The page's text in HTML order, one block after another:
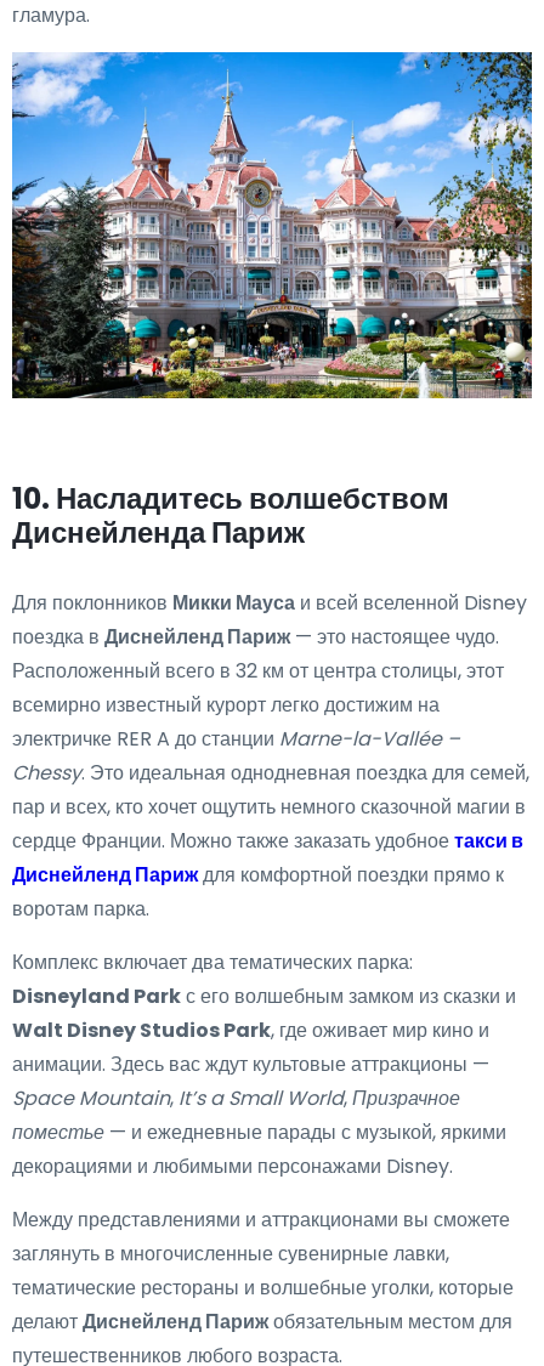
гламура.
10. Насладитесь волшебством
Диснейленда Париж
Для поклонников Микки Мауса и всей вселенной Disney
поездка в Диснейленд Париж— это настоящее чудо.
Расположенный всего в 32 км от центра столицы, этот
всемирно известный курорт легко достижим на
электричке RER A до станции Marne-la-Vallée –
Chessy. Это идеальная однодневная поездка для семей,
пар и всех, кто хочет ощутить немного сказочной магии в
сердце Франции. Можно также заказать удобноетакси в
Диснейленд Париждля комфортной поездки прямо к
воротам парка.
Комплекс включает два тематических парка:
Disneyland Parkс его волшебным замком из сказки и
Walt Disney Studios Park, где оживает мир кино и
анимации. Здесь вас ждут культовые аттракционы —
Space Mountain, It’s a Small World,Призрачное
поместье — и ежедневные парады с музыкой, яркими
декорациями и любимыми персонажами Disney.
Между представлениями и аттракционами вы сможете
заглянуть в многочисленные сувенирные лавки,
тематические рестораны и волшебные уголки, которые
делаютДиснейленд Парижобязательным местом для
путешественников любого возраста.